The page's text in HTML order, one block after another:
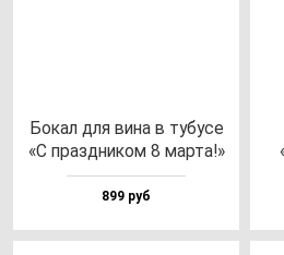
Бокал для ви­на в ту­бу­се
«С праз­дни­ком 8 мар­та!»
899 руб